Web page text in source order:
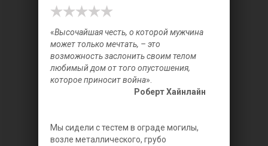
«Высочайшая честь, о которой мужчина
может только мечтать, – это
возможность заслонить своим телом
любимый дом от того опустошения,
которое приносит война».
Роберт Хайнлайн
Мы сидели с тестем в ограде могилы,
возле металлического, грубо